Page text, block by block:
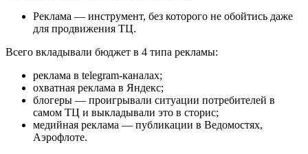
Реклама — инструмент, без которого не обойтись даже
для продвижения ТЦ.
Всего вкладывали бюджет в 4 типа рекламы:
реклама в telegrаm-каналах;
охватная реклама в Яндекс;
блогеры — проигрывали ситуации потребителей в
самом ТЦ и выкладывали это в сторис;
медийная реклама — публикации в Ведомостях,
Аэрофлоте.